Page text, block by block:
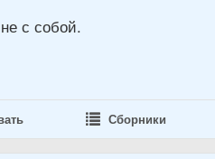
с собой.
Сборники